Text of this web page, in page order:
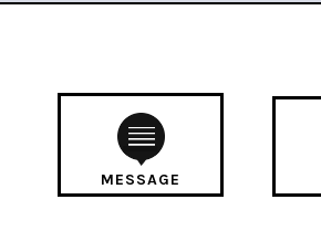
MESSAGE